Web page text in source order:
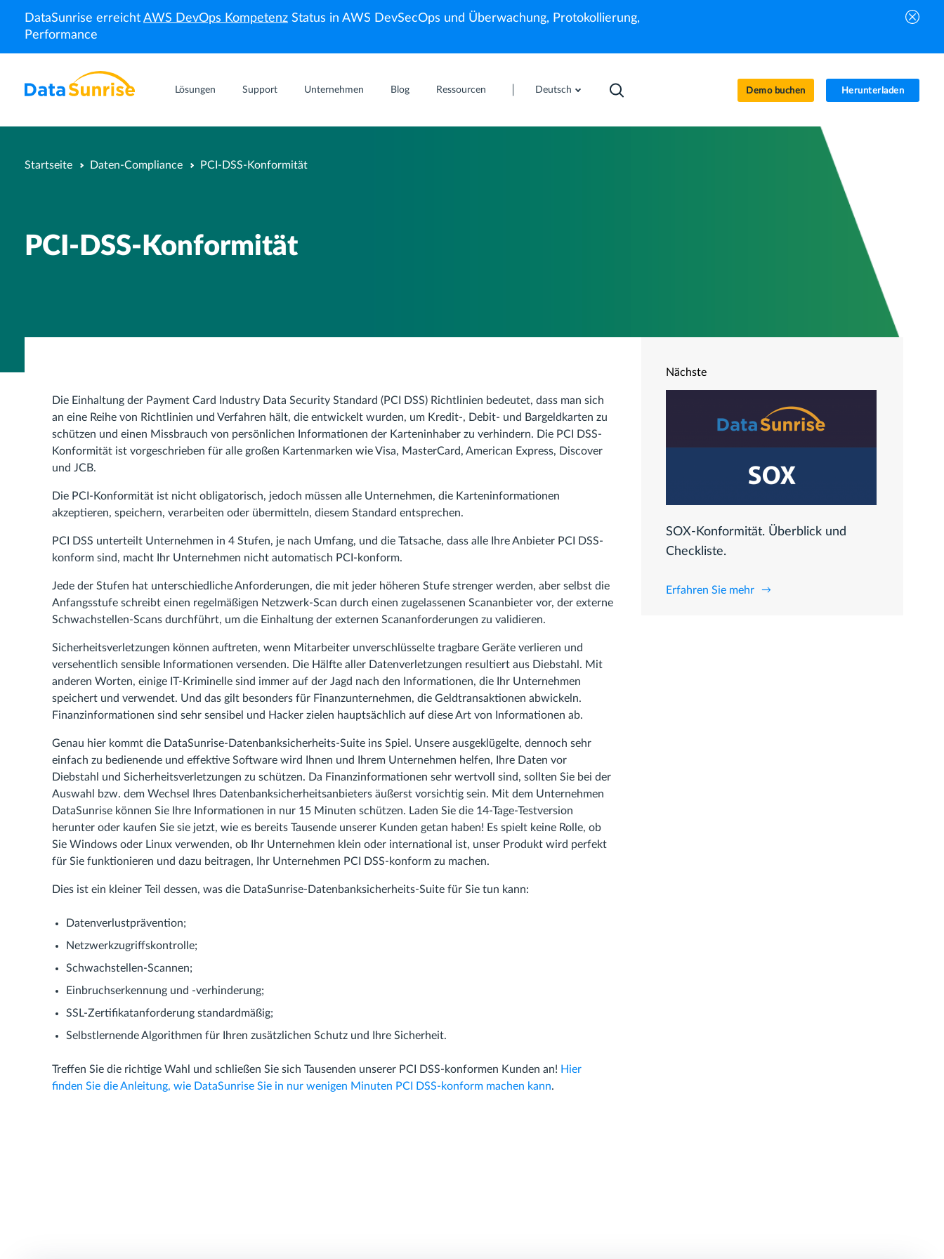
DataSunrise erreicht AWS DevOps Kompetenz Status in AWS DevSecOps und Überwachung, Protokollierung,
Performance
Lösungen Support Unternehmen Blog Ressourcen Deutsch Demo buchen Herunterladen
Startseite Daten-Compliance PCI-DSS-Konformität
PCI-DSS-Konformität
Die Einhaltung der Payment Card Industry Data Security Standard (PCI DSS) Richtlinien bedeutet, dass man sich
an eine Reihe von Richtlinien und Verfahren hält, die entwickelt wurden, um Kredit-, Debit- und Bargeldkarten zu
schützen und einen Missbrauch von persönlichen Informationen der Karteninhaber zu verhindern. Die PCI DSS-
Konformität ist vorgeschrieben für alle großen Kartenmarken wie Visa, MasterCard, American Express, Discover
und JCB.
Die PCI-Konformität ist nicht obligatorisch, jedoch müssen alle Unternehmen, die Karteninformationen
akzeptieren, speichern, verarbeiten oder übermitteln, diesem Standard entsprechen.
PCI DSS unterteilt Unternehmen in 4 Stufen, je nach Umfang, und die Tatsache, dass alle Ihre Anbieter PCI DSS-
konform sind, macht Ihr Unternehmen nicht automatisch PCI-konform.
Jede der Stufen hat unterschiedliche Anforderungen, die mit jeder höheren Stufe strenger werden, aber selbst die
Anfangsstufe schreibt einen regelmäßigen Netzwerk-Scan durch einen zugelassenen Scananbieter vor, der externe
Schwachstellen-Scans durchführt, um die Einhaltung der externen Scananforderungen zu validieren.
Sicherheitsverletzungen können auftreten, wenn Mitarbeiter unverschlüsselte tragbare Geräte verlieren und
versehentlich sensible Informationen versenden. Die Hälfte aller Datenverletzungen resultiert aus Diebstahl. Mit
anderen Worten, einige IT-Kriminelle sind immer auf der Jagd nach den Informationen, die Ihr Unternehmen
speichert und verwendet. Und das gilt besonders für Finanzunternehmen, die Geldtransaktionen abwickeln.
Finanzinformationen sind sehr sensibel und Hacker zielen hauptsächlich auf diese Art von Informationen ab.
Genau hier kommt die DataSunrise-Datenbanksicherheits-Suite ins Spiel. Unsere ausgeklügelte, dennoch sehr
einfach zu bedienende und effektive Software wird Ihnen und Ihrem Unternehmen helfen, Ihre Daten vor
Diebstahl und Sicherheitsverletzungen zu schützen. Da Finanzinformationen sehr wertvoll sind, sollten Sie bei der
Auswahl bzw. dem Wechsel Ihres Datenbanksicherheitsanbieters äußerst vorsichtig sein. Mit dem Unternehmen
DataSunrise können Sie Ihre Informationen in nur 15 Minuten schützen. Laden Sie die 14-Tage-Testversion
herunter oder kaufen Sie sie jetzt, wie es bereits Tausende unserer Kunden getan haben! Es spielt keine Rolle, ob
Sie Windows oder Linux verwenden, ob Ihr Unternehmen klein oder international ist, unser Produkt wird perfekt
für Sie funktionieren und dazu beitragen, Ihr Unternehmen PCI DSS-konform zu machen.
Dies ist ein kleiner Teil dessen, was die DataSunrise-Datenbanksicherheits-Suite für Sie tun kann:
Datenverlustprävention;
Netzwerkzugriffskontrolle;
Schwachstellen-Scannen;
Einbruchserkennung und -verhinderung;
SSL-Zertifikatanforderung standardmäßig;
Selbstlernende Algorithmen für Ihren zusätzlichen Schutz und Ihre Sicherheit.
Treffen Sie die richtige Wahl und schließen Sie sich Tausenden unserer PCI DSS-konformen Kunden an! Hier
finden Sie die Anleitung, wie DataSunrise Sie in nur wenigen Minuten PCI DSS-konform machen kann.
Nächste
SOX-Konformität. Überblick und
Checkliste.
Erfahren Sie mehr